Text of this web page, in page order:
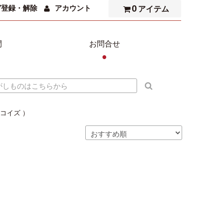
録・解除 アカウント 0 アイテム
お問合せ
●
イズ ）